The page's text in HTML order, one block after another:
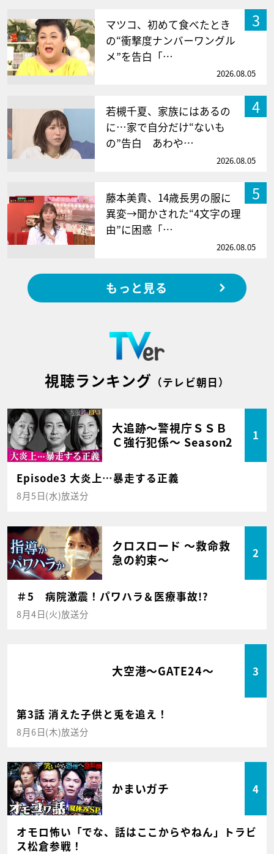
3
マツコ、初めて食べたとき
の“衝撃度ナンバーワングル
メ”を告白「…
2026.08.05
4
若槻千夏、家族にはあるの
に…家で自分だけ“ないも
の”告白 あわや…
2026.08.05
5
藤本美貴、14歳長男の服に
異変→聞かされた“4文字の理
由”に困惑「…
2026.08.05
もっと見る
視聴ランキング （テレビ朝日）
大追跡～警視庁ＳＳＢ
Ｃ強行犯係～ Season2
1
Episode3 大炎上…暴走する正義
8月5日(水)放送分
クロスロード ～救命救
急の約束～
2
＃5 病院激震！パワハラ＆医療事故!?
8月4日(火)放送分
大空港～GATE24～ 3
第3話 消えた子供と兎を追え！
8月6日(木)放送分
かまいガチ 4
オモロ怖い「でな、話はここからやねん」トラビ
ス松倉参戦！